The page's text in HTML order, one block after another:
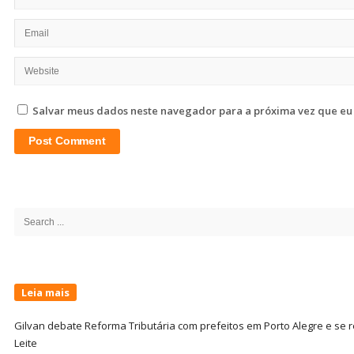
Salvar meus dados neste navegador para a próxima vez que
Search
Leia mais
Gilvan debate Reforma Tributária com prefeitos em Porto Alegre e se
Leite